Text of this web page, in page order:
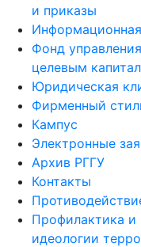
и приказы
Фонд управления
целевым
Юридическая
Фирменный
Кампус
Электронные
Архив РГГУ
Контакты
Профилактика и
идеологии